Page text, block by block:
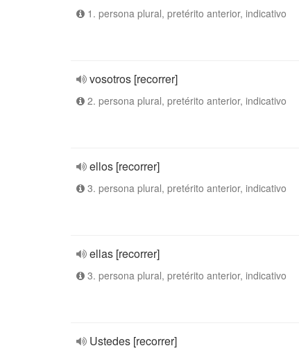
1. persona plural, pretérito anterior, indicativo
vosotros [recorrer]
2. persona plural, pretérito anterior, indicativo
ellos [recorrer]
3. persona plural, pretérito anterior, indicativo
ellas [recorrer]
3. persona plural, pretérito anterior, indicativo
Ustedes [recorrer]